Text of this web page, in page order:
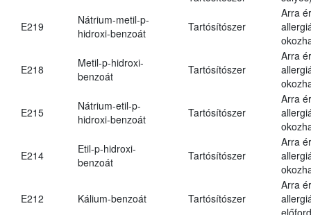
E219
Nátrium-metil-p-
hidroxi-benzoát
Tartósítószer
Arra
E218
Metil-p-hidroxi-
benzoát
Tartósítószer
Arra
E215
Nátrium-etil-p-
hidroxi-benzoát
Tartósítószer
Arra
E214
Etil-p-hidroxi-
benzoát
Tartósítószer
Arra
E212 Kálium-benzoát Tartósítószer
Arra